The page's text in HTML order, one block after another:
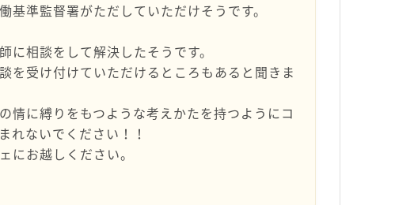
準監督署がただしていただけそうです。
相談をして解決したそうです。
を受け付けていただけるところもあると聞きま
情に縛りをもつような考えかたを持つようにコ
れないでください！！
にお越しください。